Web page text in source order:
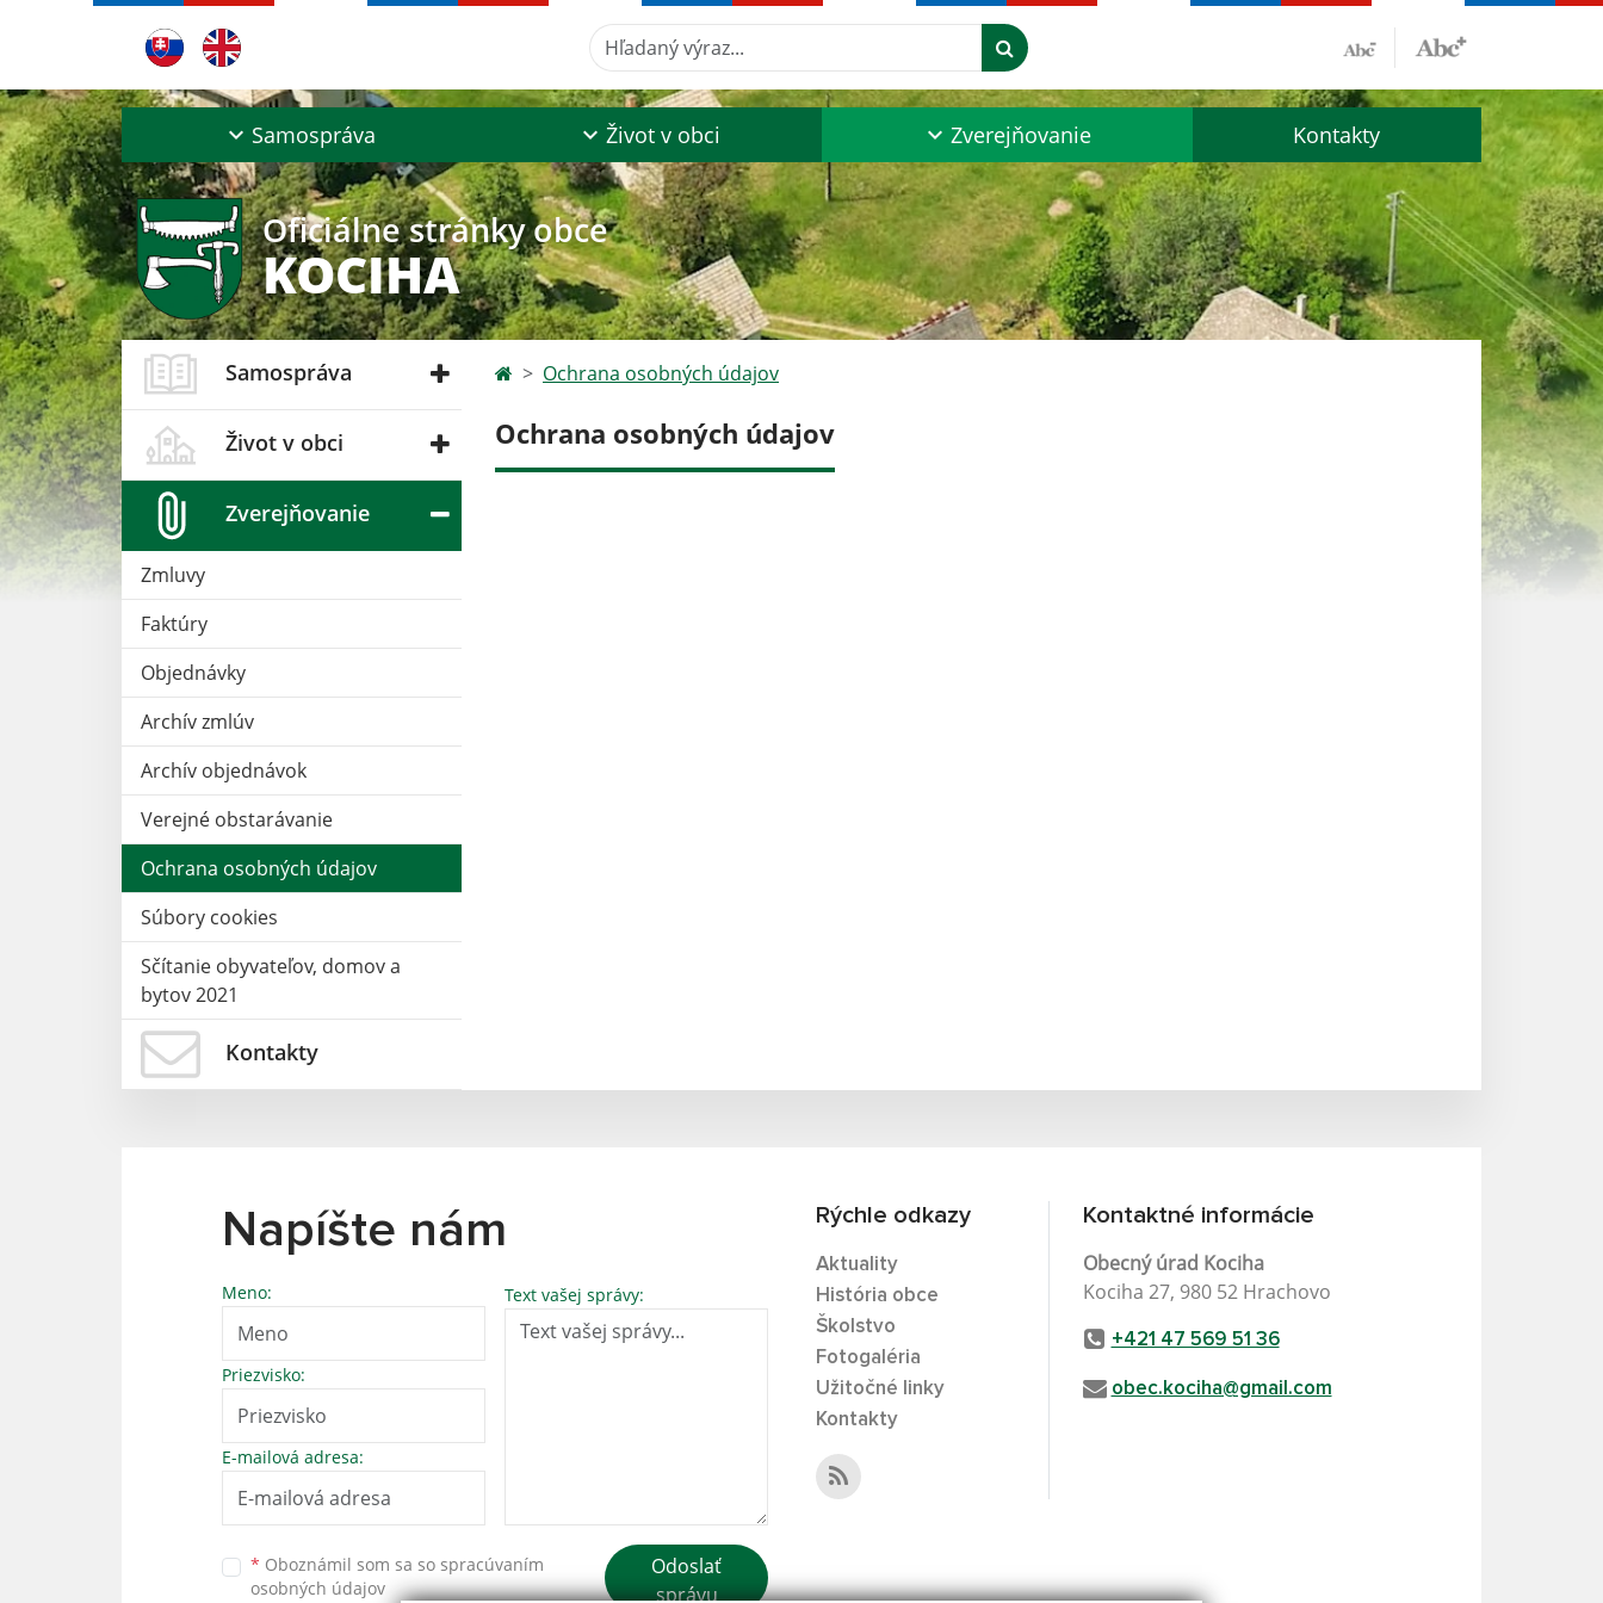
Hľadaný výraz...
Samospráva Život v obci Zverejňovanie Kontakty
Oficiálne stránky obce
KOCIHA
Samospráva
Život v obci
Zverejňovanie
Zmluvy
Faktúry
Objednávky
Archív zmlúv
Archív objednávok
Verejné obstarávanie
Ochrana osobných údajov
Súbory cookies
Sčítanie obyvateľov, domov a
bytov 2021
Kontakty
Ochrana osobných údajov
Ochrana osobných údajov
Napíšte nám
Meno:
Priezvisko:
E-mailová adresa:
Text vašej správy:
* Oboznámil som sa so spracúvaním
osobných údajov
Odoslať
správu
Rýchle odkazy
Aktuality
História obce
Školstvo
Fotogaléria
Užitočné linky
Kontakty
Kontaktné informácie
Obecný úrad Kociha
Kociha 27, 980 52 Hrachovo
+421 47 569 51 36
obec.kociha@gmail.com